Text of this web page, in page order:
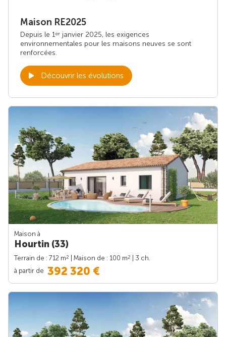
Maison RE2025
Depuis le 1er janvier 2025, les exigences
environnementales pour les maisons neuves se sont
renforcées.
Découvrir les évolutions
Maison à
Hourtin (33)
Terrain de : 712 m2 | Maison de : 100 m2
| 3 ch.
à partir de 392 320 €